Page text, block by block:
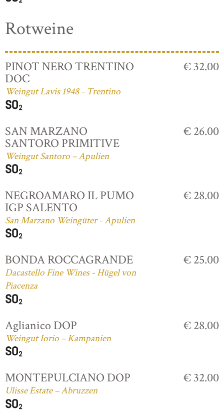
Rotweine
PINOT NERO TRENTINO
DOC
Weingut Lavis 1948 - Trentino
€ 32.00
SAN MARZANO
SANTORO PRIMITIVE
Weingut Santoro – Apulien
€ 26.00
NEGROAMARO IL PUMO
IGP SALENTO
San Marzano Weingüter - Apulien
€ 28.00
BONDA ROCCAGRANDE
Dacastello Fine Wines - Hügel von
Piacenza
€ 25.00
Aglianico DOP
Weingut Iorio – Kampanien
€ 28.00
MONTEPULCIANO DOP
Ulisse Estate – Abruzzen
€ 32.00